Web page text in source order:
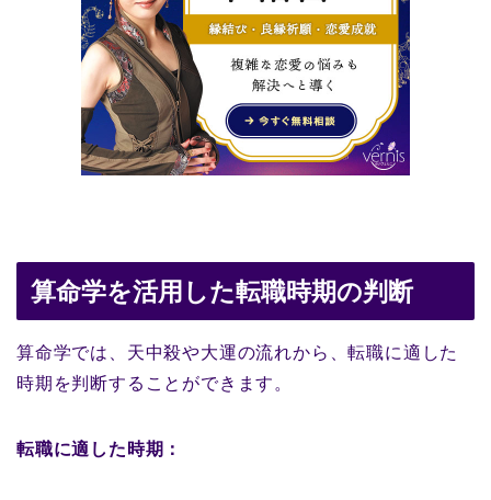
算命学を活用した転職時期の判断
算命学では、天中殺や大運の流れから、転職に適した
時期を判断することができます。
転職に適した時期：